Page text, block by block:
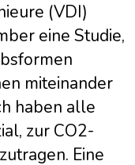
(VDI)
eine Studie,
miteinander
haben alle
zur CO2-
Eine